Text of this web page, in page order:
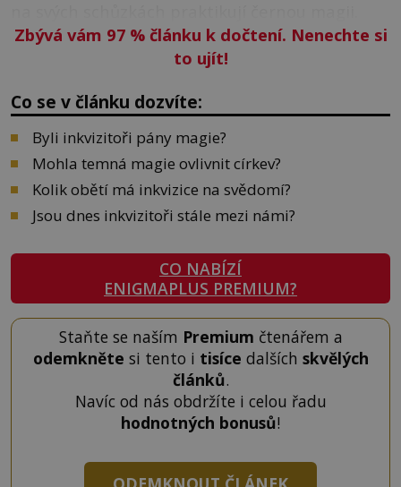
Zbývá vám 97 %článku k dočtení. Nenechte si
to ujít!
Co se v článku dozvíte:
Byli inkvizitoři pány magie?
Mohla temná magie ovlivnit církev?
Kolik obětí má inkvizice na svědomí?
Jsou dnes inkvizitoři stále mezi námi?
CO NABÍZÍ
ENIGMAPLUS PREMIUM?
Staňte se naším Premium čtenářem a
odemkněte si tento i tisíce dalších skvělých
článků.
Navíc od nás obdržíte i celou řadu
hodnotných bonusů!